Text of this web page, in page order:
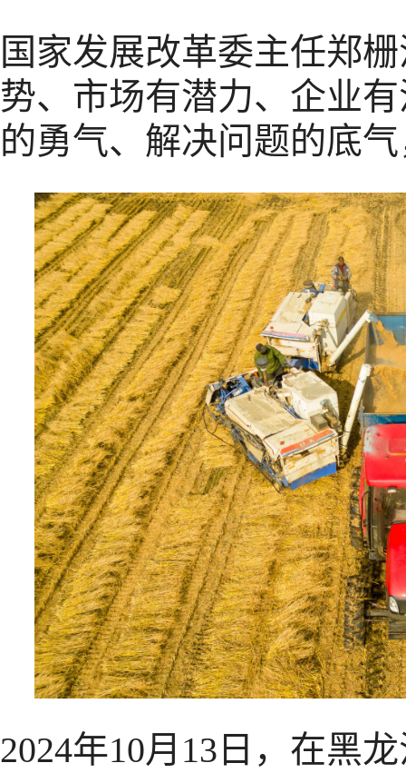
国家发展改革委主任郑
势、市场有潜力、企业
的勇气、解决问题的底
2024年10月13日，在黑